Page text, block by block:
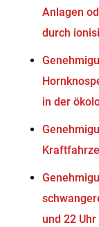
Anlagen
durch
in der
und 22